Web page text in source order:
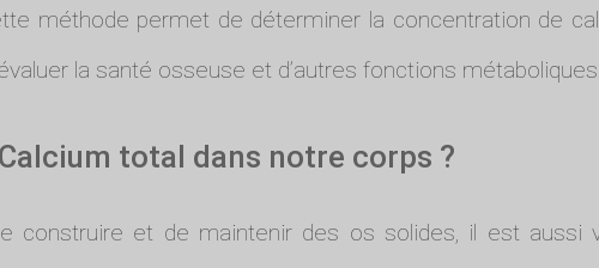
méthode permet de déterminer la concentration de
la santé osseuse et d’autres fonctions métaboliques.
total dans notre corps ?
construire et de maintenir des os solides, il est aussi